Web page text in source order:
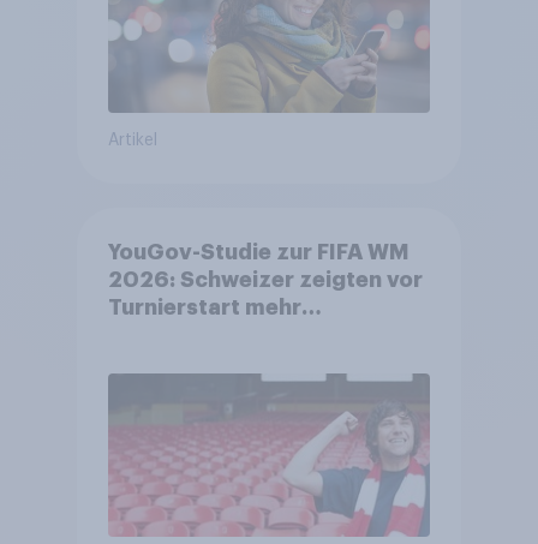
Artikel
YouGov-Studie zur FIFA WM
2026: Schweizer zeigten vor
Turnierstart mehr